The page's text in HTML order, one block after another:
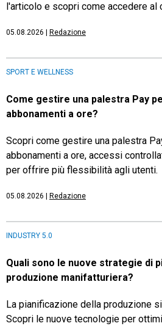
l'articolo e scopri come accedere al
05.08.2026 Redazione
SPORT E WELLNESS
Come gestire una palestra Pay
abbonamenti a ore?
Scopri come gestire una palestra
abbonamenti a ore, accessi
per offrire più flessibilità agli utenti.
05.08.2026 Redazione
INDUSTRY 5.0
Quali sono le nuove strategie di
produzione manifatturiera?
La pianificazione della produzione
Scopri le nuove tecnologie per